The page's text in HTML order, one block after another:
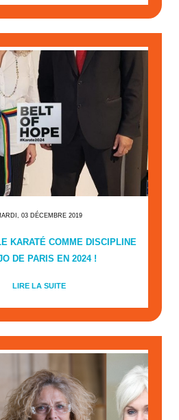
03 DÉCEMBRE 2019
KARATÉ COMME DISCIPLINE
DE PARIS EN 2024 !
LIRE LA SUITE